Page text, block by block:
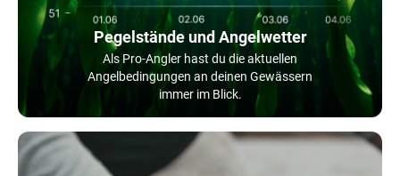
Pegelstände und Angelwetter
Als Pro-Angler hast du die aktuellen
Angelbedingungen an deinen Gewässern
immer im Blick.